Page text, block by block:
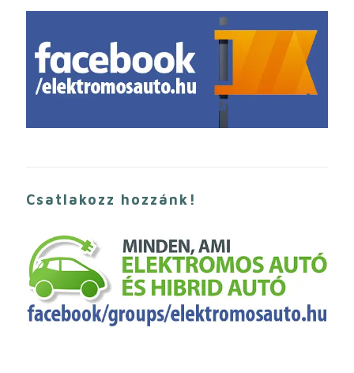
Csatlakozz hozzánk!